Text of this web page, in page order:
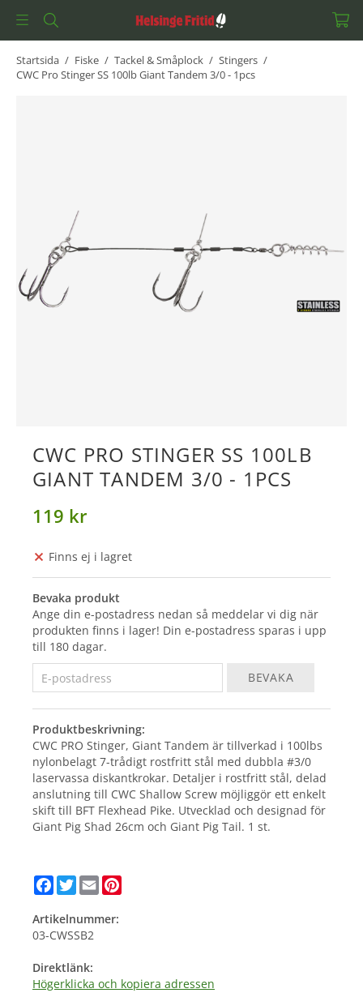
Startsida / Fiske / Tackel & Småplock / Stingers /
CWC Pro Stinger SS 100lb Giant Tandem 3/0 - 1pcs
CWC PRO STINGER SS 100LB
GIANT TANDEM 3/0 - 1PCS
119 kr
Finns ej i lagret
Bevaka produkt
Ange din e-postadress nedan så meddelar vi dig när
produkten finns i lager! Din e-postadress sparas i upp
till 180 dagar.
BEVAKA
Produktbeskrivning:
CWC PRO Stinger, Giant Tandem är tillverkad i 100lbs
nylonbelagt 7-trådigt rostfritt stål med dubbla #3/0
laservassa diskantkrokar. Detaljer i rostfritt stål, delad
anslutning till CWC Shallow Screw möjliggör ett enkelt
skift till BFT Flexhead Pike. Utvecklad och designad för
Giant Pig Shad 26cm och Giant Pig Tail. 1 st.
Facebook
Twitter
Email
Artikelnummer:
03-CWSSB2
Direktlänk:
Högerklicka och kopiera adressen